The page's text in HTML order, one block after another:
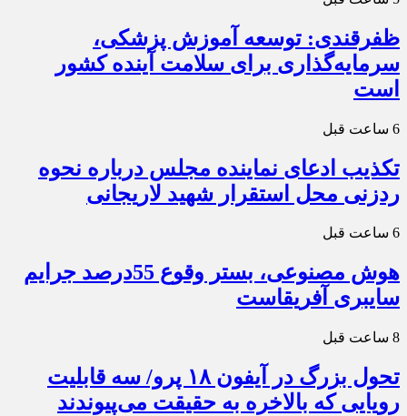
ظفرقندی: توسعه آموزش پزشکی،
سرمایه‌گذاری برای سلامت آینده کشور
است
6 ساعت قبل
تکذیب ادعای نماینده مجلس درباره نحوه
ردزنی محل استقرار شهید لاریجانی
6 ساعت قبل
هوش مصنوعی، بستر وقوع 55درصد جرایم
سایبری آفریقاست
8 ساعت قبل
تحول بزرگ در آیفون ۱۸ پرو/ سه قابلیت
رویایی که بالاخره به حقیقت می‌پیوندند